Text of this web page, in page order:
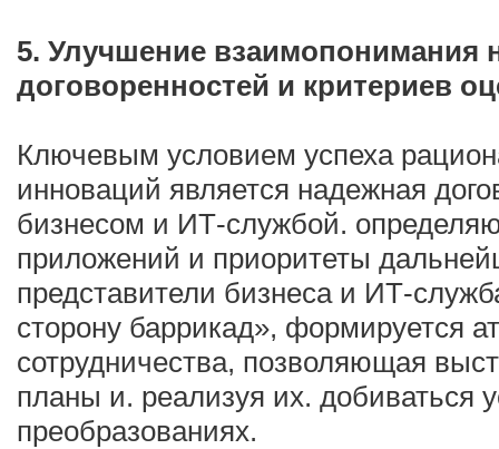
5. Улучшение взаимопонимания
договоренностей и критериев
Ключевым условием успеха
инноваций является надежная
бизнесом и ИТ-службой.
приложений и приоритеты
представители бизнеса и ИТ-
сторону баррикад», формируется
сотрудничества, позволяющая
планы и. реализуя их. добиваться
преобразованиях.